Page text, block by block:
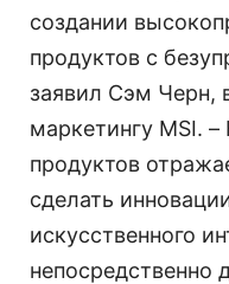
создании
продуктов с
заявил Сэм Черн,
маркетингу MSI.
продуктов
сделать
искусственного
непосредственно